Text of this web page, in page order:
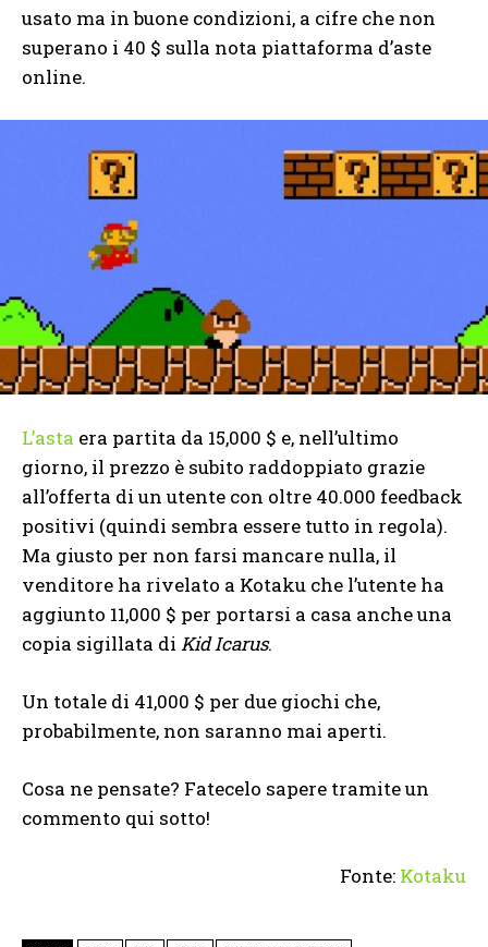
usato ma in buone condizioni, a cifre che non
superano i 40 $ sulla nota piattaforma d’aste
online.
L’asta era partita da 15,000 $ e, nell’ultimo
giorno, il prezzo è subito raddoppiato grazie
all’offerta di un utente con oltre 40.000 feedback
positivi (quindi sembra essere tutto in regola).
Ma giusto per non farsi mancare nulla, il
venditore ha rivelato a Kotaku che l’utente ha
aggiunto 11,000 $ per portarsi a casa anche una
copia sigillata di Kid Icarus.
Un totale di 41,000 $ per due giochi che,
probabilmente, non saranno mai aperti.
Cosa ne pensate? Fatecelo sapere tramite un
commento qui sotto!
Fonte: Kotaku